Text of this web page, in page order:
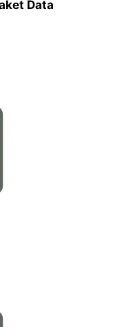
Data